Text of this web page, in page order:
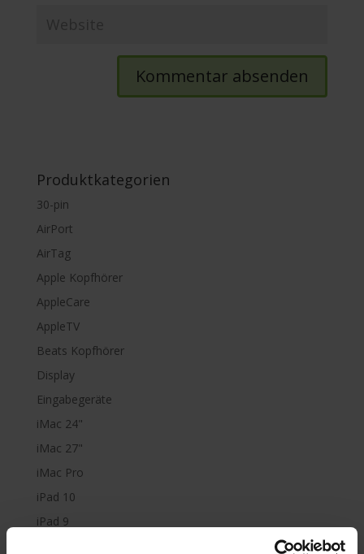
Produktkategorien
30-pin
AirPort
AirTag
Apple Kopfhörer
AppleCare
AppleTV
Beats Kopfhörer
Display
Eingabegeräte
iMac 24"
iMac 27"
iMac Pro
iPad 10
iPad 9